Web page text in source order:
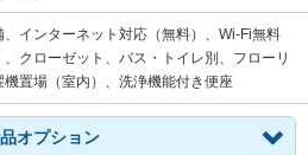
、インターネット対応（無料）、Wi-Fi無料
、クローゼット、バス・トイレ別、フローリ
機置場（室内）、洗浄機能付き便座
オプション